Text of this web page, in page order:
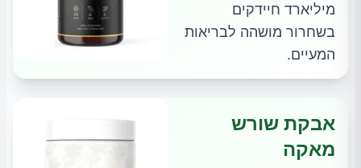
מיליארד חיידקים
בשחרור מושהה לבריאות
המעיים.
אבקת שורש
מאקה